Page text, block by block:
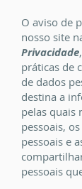
O aviso de
nosso site
Privacidade
práticas de
de dados
destina a
pelas quais
pessoais,
pessoais e
pessoais